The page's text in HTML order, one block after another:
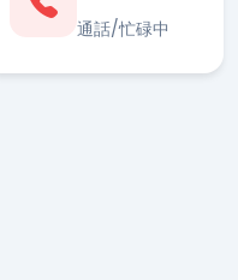
通話/忙碌中